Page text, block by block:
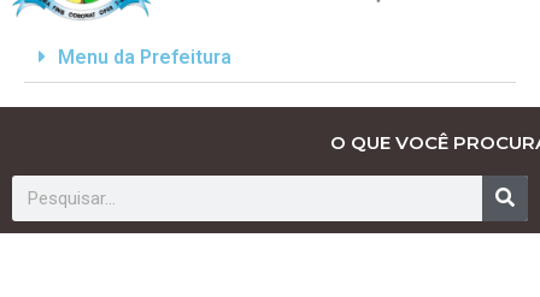
Menu da Prefeitura
O QUE VOCÊ